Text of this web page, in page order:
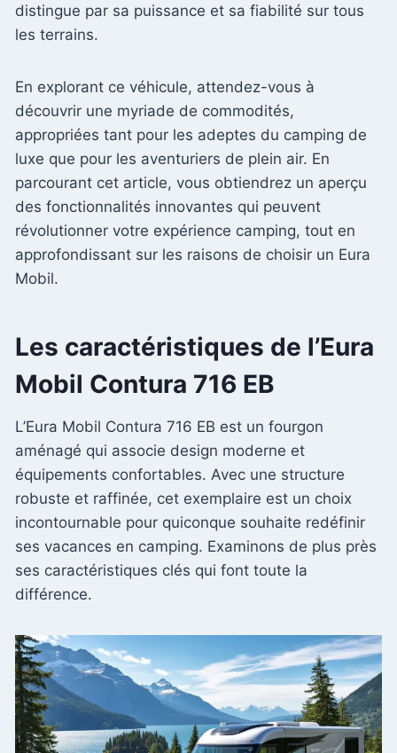
distingue par sa puissance et sa fiabilité sur tous
les terrains.
En explorant ce véhicule, attendez-vous à
découvrir une myriade de commodités,
appropriées tant pour les adeptes du camping de
luxe que pour les aventuriers de plein air. En
parcourant cet article, vous obtiendrez un aperçu
des fonctionnalités innovantes qui peuvent
révolutionner votre expérience camping, tout en
approfondissant sur les raisons de choisir un Eura
Mobil.
Les caractéristiques de l’Eura
Mobil Contura 716 EB
L’Eura Mobil Contura 716 EB est un fourgon
aménagé qui associe design moderne et
équipements confortables. Avec une structure
robuste et raffinée, cet exemplaire est un choix
incontournable pour quiconque souhaite redéfinir
ses vacances en camping. Examinons de plus près
ses caractéristiques clés qui font toute la
différence.